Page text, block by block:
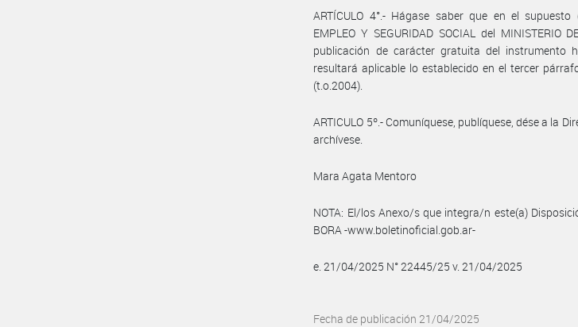
ARTÍCULO 4°.- Hágase saber que en el supuesto
EMPLEO Y SEGURIDAD SOCIAL del MINISTERIO
publicación de carácter gratuita del instrumento
resultará aplicable lo establecido en el tercer
(t.o.2004).
ARTICULO 5º.- Comuníquese, publíquese, dése a la
archívese.
Mara Agata Mentoro
NOTA: El/los Anexo/s que integra/n este(a)
BORA -www.boletinoficial.gob.ar-
e. 21/04/2025 N° 22445/25 v. 21/04/2025
Fecha de publicación 21/04/2025